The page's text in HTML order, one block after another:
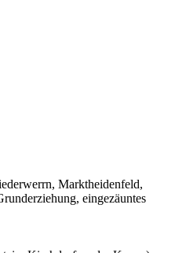
Marktheidenfeld,
eingezäuntes